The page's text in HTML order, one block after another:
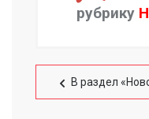
рубрику
В раздел